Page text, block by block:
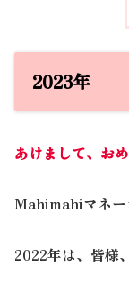
2023年
あけまして、お
Mahimahiマネー
2022年は、皆様